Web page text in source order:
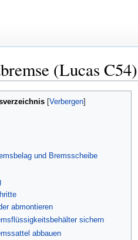
(Lucas C54)
und Bremsscheibe
abmontieren
sichern
abbauen